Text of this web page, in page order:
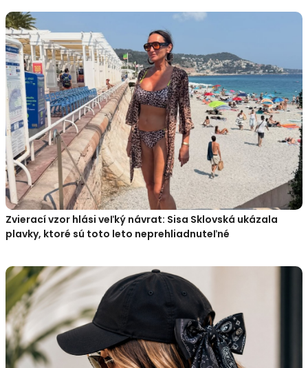
Zvierací vzor hlási veľký návrat: Sisa Sklovská ukázala
plavky, ktoré sú toto leto neprehliadnuteľné